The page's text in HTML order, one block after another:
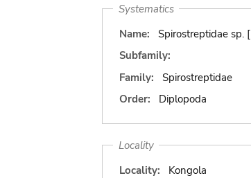
Systematics
Name:
Spirostreptidae sp. [
Subfamily:
Family:
Spirostreptidae
Order:
Diplopoda
Locality
Locality:
Kongola